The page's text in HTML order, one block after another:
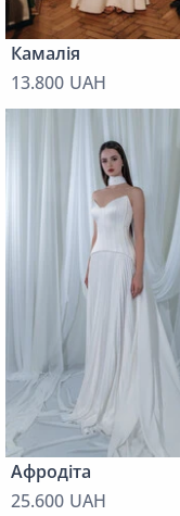
Камалія
13.800 UAH
Афродіта
25.600 UAH